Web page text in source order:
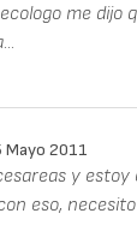
me dijo
Mayo 2011
y estoy
eso,